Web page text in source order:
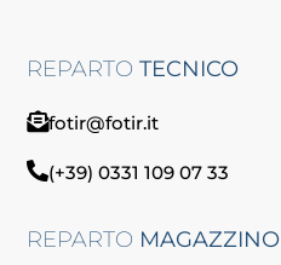
REPARTOTECNICO
fotir@fotir.it
(+39) 0331 109 07 33
REPARTO MAGAZZINO